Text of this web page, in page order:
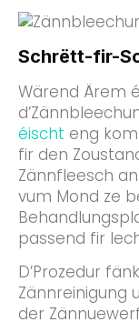
Schrëtt-fir-
Wärend Ärem
éischt eng
fir den
Zännfleesch
vum Mond ze
passend fir
D’Prozedur
Zännreinigung
der